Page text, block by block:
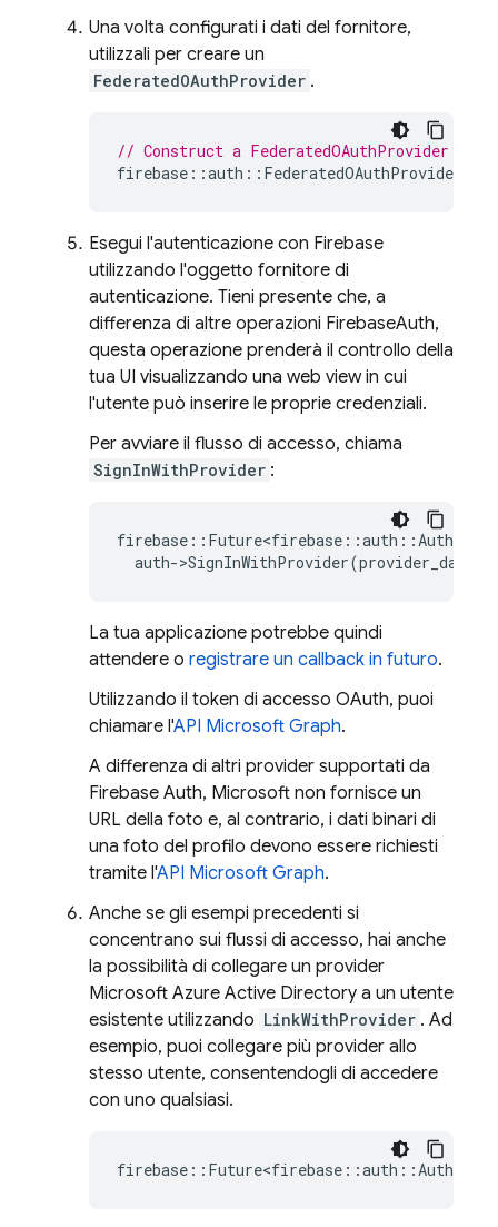
Una volta configurati i dati del fornitore,
utilizzali per creare un
FederatedOAuthProvider .
// Construct a FederatedOAuthProvider for
firebase ::auth :: FederatedOAuthProvider
Esegui l'autenticazione con Firebase
utilizzando l'oggetto fornitore di
autenticazione. Tieni presente che, a
differenza di altre operazioni FirebaseAuth,
questa operazione prenderà il controllo della
tua UI visualizzando una web view in cui
l'utente può inserire le proprie credenziali.
Per avviare il flusso di accesso, chiama
SignInWithProvider :
firebase :: Future<firebase ::auth ::
auth->SignInWithProvider(provider_data
La tua applicazione potrebbe quindi
attendere o registrare un callback in futuro.
Utilizzando il token di accesso OAuth, puoi
chiamare l'API Microsoft Graph.
A differenza di altri provider supportati da
Firebase Auth, Microsoft non fornisce un
URL della foto e, al contrario, i dati binari di
una foto del profilo devono essere richiesti
tramite l'API Microsoft Graph.
Anche se gli esempi precedenti si
concentrano sui flussi di accesso, hai anche
la possibilità di collegare un provider
Microsoft Azure Active Directory a un utente
esistente utilizzando LinkWithProvider . Ad
esempio, puoi collegare più provider allo
stesso utente, consentendogli di accedere
con uno qualsiasi.
firebase :: Future<firebase ::auth ::